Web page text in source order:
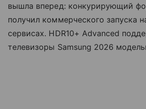
вышла вперед: конкурирующий
получил коммерческого запуска
сервисах. HDR10+ Advanced
телевизоры Samsung 2026